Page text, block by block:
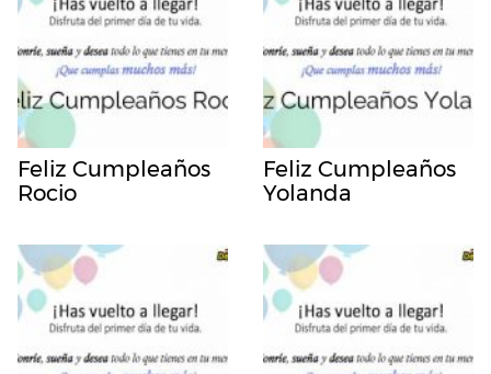
Feliz Cumpleaños
Rocio
Feliz Cumpleaños
Yolanda